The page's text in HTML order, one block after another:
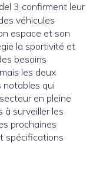
3 confirment leur
véhicules
espace et son
la sportivité et
besoins
les deux
notables qui
en pleine
à surveiller les
prochaines
spécifications